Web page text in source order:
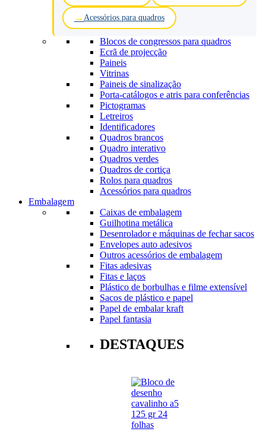
Acessórios para quadros
Blocos de congressos para quadros
Ecrã de projecção
Paineis
Vitrinas
Paineis de sinalização
Porta-catálogos e atris para conferências
Pictogramas
Letreiros
Identificadores
Quadros brancos
Quadro interativo
Quadros verdes
Quadros de cortiça
Rolos para quadros
Acessórios para quadros
Embalagem
Caixas de embalagem
Guilhotina metálica
Desenrolador e máquinas de fechar sacos
Envelopes auto adesivos
Outros acessórios de embalagem
Fitas adesivas
Fitas e laços
Plástico de borbulhas e filme extensível
Sacos de plástico e papel
Papel de embalar kraft
Papel fantasia
DESTAQUES